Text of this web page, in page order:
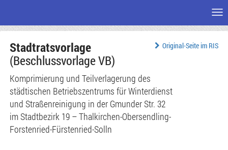
Seiteninhalt
Original-Seite im RIS
Stadtratsvorlage
(Beschlussvorlage VB)
Komprimierung und Teilverlagerung des
städtischen Betriebszentrums für Winterdienst
und Straßenreinigung in der Gmunder Str. 32
im Stadtbezirk 19 – Thalkirchen-Obersendling-
Forstenried-Fürstenried-Solln